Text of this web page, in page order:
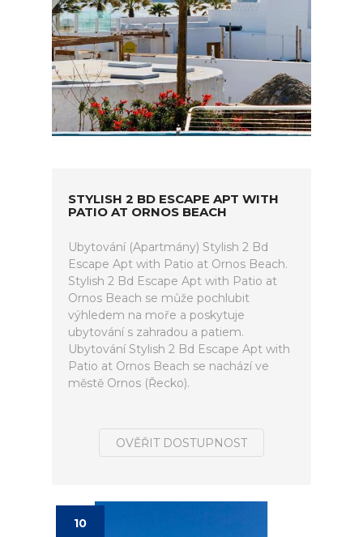
STYLISH 2 BD ESCAPE APT WITH
PATIO AT ORNOS BEACH
Ubytování (Apartmány) Stylish 2 Bd
Escape Apt with Patio at Ornos Beach.
Stylish 2 Bd Escape Apt with Patio at
Ornos Beach se může pochlubit
výhledem na moře a poskytuje
ubytování s zahradou a patiem.
Ubytování Stylish 2 Bd Escape Apt with
Patio at Ornos Beach se nachází ve
městě Ornos (Řecko).
OVĚŘIT DOSTUPNOST
10